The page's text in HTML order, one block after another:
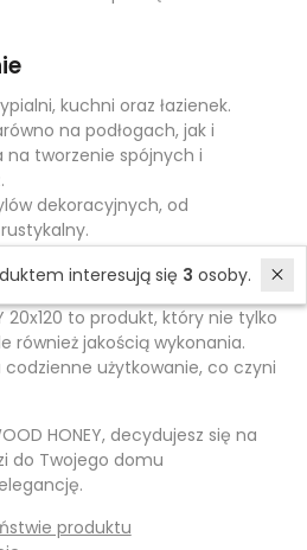
kuchni oraz łazienek.
na podłogach, jak i
na tworzenie spójnych i
dekoracyjnych, od
20x120 to produkt, który nie tylko
również jakością wykonania.
użytkowanie, co czyni
HONEY, decydujesz się na
do Twojego domu
produktu
interesują się 3 osoby.